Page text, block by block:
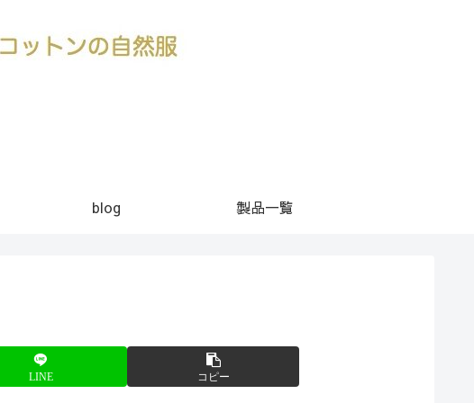
blog 製品一覧
LINE コピー